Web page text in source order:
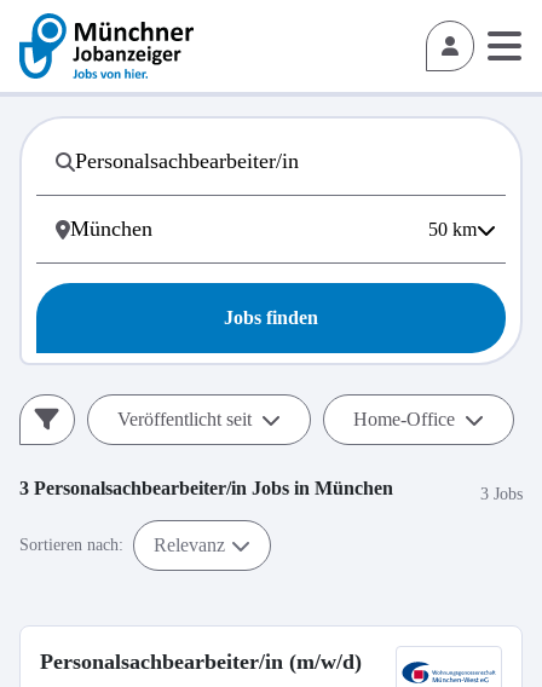
50 km
Jobs finden
Veröffentlicht seit Home-Office
3 Personalsachbearbeiter/in Jobs in München 3 Jobs
Sortieren nach: Relevanz
Personalsachbearbeiter/in (m/w/d)